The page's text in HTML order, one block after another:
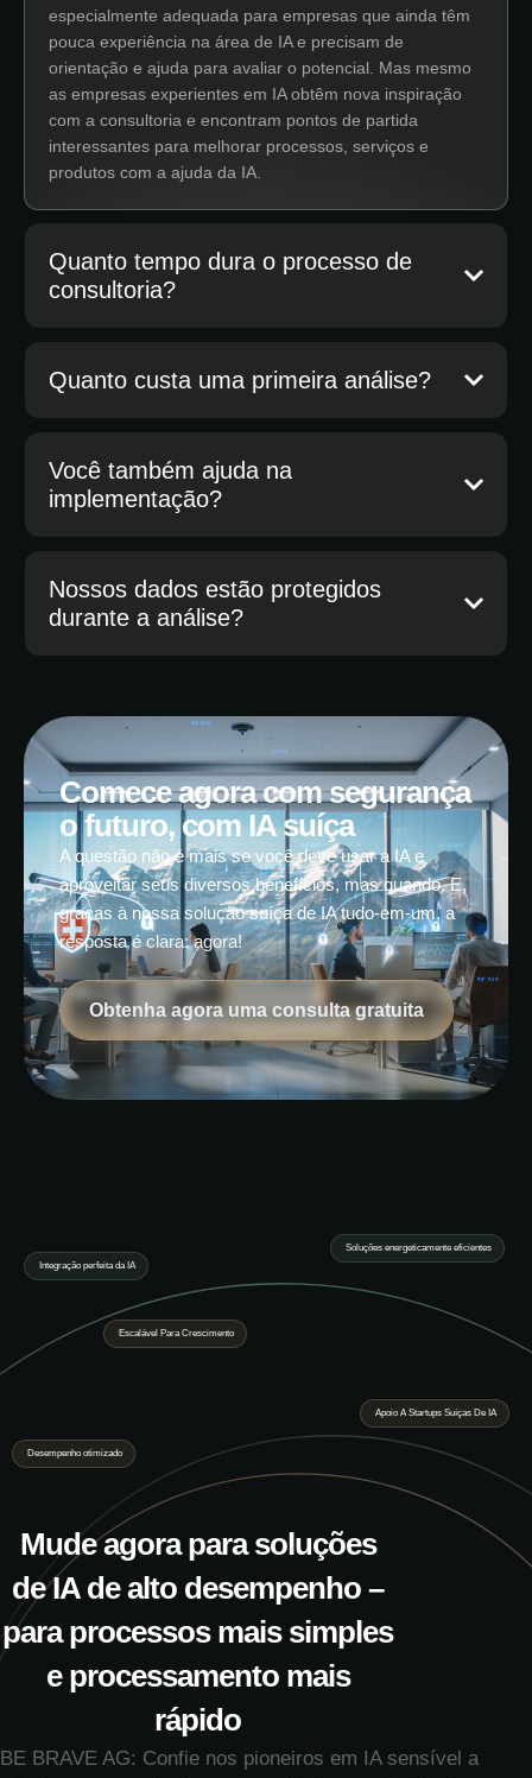
especialmente adequada para empresas que ainda têm
pouca experiência na área de IA e precisam de
orientação e ajuda para avaliar o potencial. Mas mesmo
as empresas experientes em IA obtêm nova inspiração
com a consultoria e encontram pontos de partida
interessantes para melhorar processos, serviços e
produtos com a ajuda da IA.
Quanto tempo dura o processo de
consultoria?
Quanto custa uma primeira análise?
Você também ajuda na
implementação?
Nossos dados estão protegidos
durante a análise?
Comece agora com segurança
o futuro, com IA suíça
A questão não é mais se você deve usar a IA e
aproveitar seus diversos benefícios, mas quando. E,
graças à nossa solução suíça de IA tudo-em-um, a
resposta é clara: agora!
Obtenha agora uma consulta gratuita
Mude agora para soluções
de IA de alto desempenho –
para processos mais simples
e processamento mais
rápido
BE BRAVE AG: Confie nos pioneiros em IA sensível a
Integração perfeita da IA
Soluções energeticamente eficientes
Escalável Para Crescimento
Desempenho otimizado
Apoio A Startups Suíças De IA